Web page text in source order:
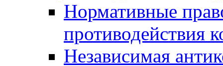
Нормативные
противодействия
Независимая